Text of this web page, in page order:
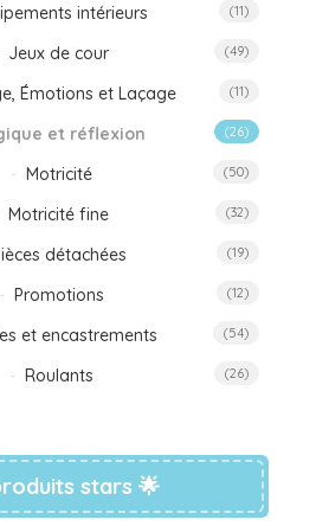
intérieurs (11)
Jeux de cour (49)
Émotions et Laçage (11)
et réflexion (26)
Motricité (50)
Motricité fine (32)
détachées (19)
Promotions (12)
et encastrements (54)
Roulants (26)
stars 🌟